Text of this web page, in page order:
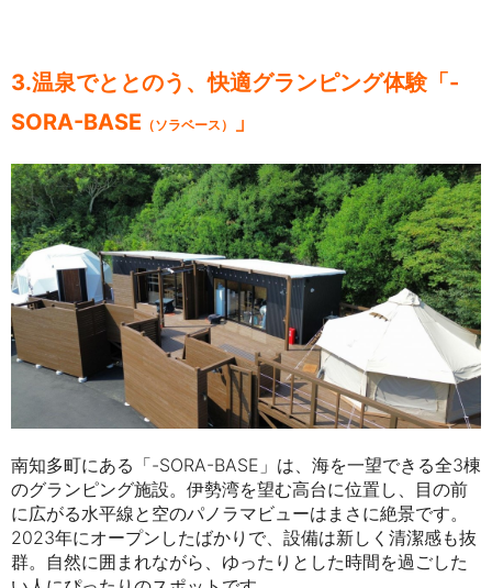
3.温泉でととのう、快適グランピング体験「-
SORA-BASE （ソラベース） 」
南知多町にある「-SORA-BASE」は、海を一望できる全3棟
のグランピング施設。伊勢湾を望む高台に位置し、目の前
に広がる水平線と空のパノラマビューはまさに絶景です。
2023年にオープンしたばかりで、設備は新しく清潔感も抜
群。自然に囲まれながら、ゆったりとした時間を過ごした